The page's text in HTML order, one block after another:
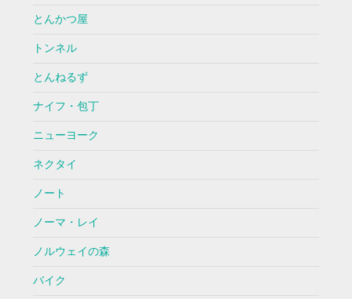
とんかつ屋
トンネル
とんねるず
ナイフ・包丁
ニューヨーク
ネクタイ
ノート
ノーマ・レイ
ノルウェイの森
バイク